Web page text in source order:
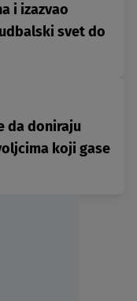
i izazvao
svet do
da doniraju
koji gase